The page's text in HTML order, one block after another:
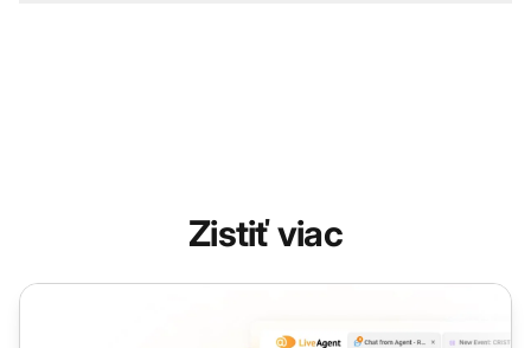
Zistiť viac
Eskalácia